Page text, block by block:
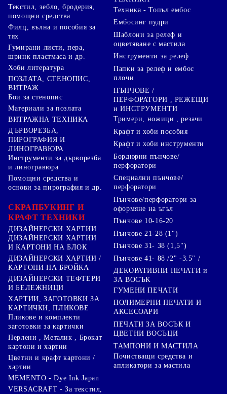
Текстил, зебло, бродерия,
помощни средства
Филц, вълна и пособия за
тях
Гумирани листи, пера,
шринк пластмаса и др.
Хоби литература
ПОЗЛАТА, СТЕНОПИС,
ВИТРАЖ
Бои за стенопис
Материали за позлата
ВИТРАЖНА ТЕХНИКА
ДЪРВОРЕЗБА,
ПИРОГРАФИЯ И
ЛИНОГРАВЮРА
Инструменти за дърворезба
и линогравюра
Помощни средства и
основи за пирография и др.
СКРАПБУКИНГ И
КРАФТ ТЕХНИКИ
ДИЗАЙНЕРСКИ ХАРТИИ
ДИЗАЙНЕРСКИ ХАРТИИ
И КАРТОНИ НА БЛОК
ДИЗАЙНЕРСКИ ХАРТИИ /
КАРТОНИ НА БРОЙКА
ДИЗАЙНЕРСКИ ТЕФТЕРИ
И БЕЛЕЖНИЦИ
ХАРТИИ, ЗАГОТОВКИ ЗА
КАРТИЧКИ, ПЛИКОВЕ
Пликове и комплекти
заготовки за картички
Перлени , Металик , Брокат
картони и хартии
Цветни и крафт картони /
хартии
Техника - Топъл ембос
Ембосинг пудри
Шаблони за релеф и
оцветяване с мастила
Инструменти за релеф
Папки за релеф и ембос
плочи
ПЪНЧОВЕ /
ПЕРФОРАТОРИ , РЕЖЕЩИ
и ИНСТРУМЕНТИ
Тримери, ножици , резачи
Крафт и хоби пособия
Крафт и хоби инструменти
Бордюрни пънчове/
перфоратори
Специални пънчове/
перфоратори
Пънчове/перфоратори за
оформяне на ъгъл
Пънчове 10-16-20
Пънчове 21-28 (1")
Пънчове 31- 38 (1,5")
Пънчове 41- 88 /2" -3.5" /
ДЕКОРАТИВНИ ПЕЧАТИ и
ЗА ВОСЪК
ГУМЕНИ ПЕЧАТИ
ПОЛИМЕРНИ ПЕЧАТИ И
АКСЕСОАРИ
ПЕЧАТИ ЗА ВОСЪК И
ЦВЕТНИ ВОСЪЦИ
ТАМПОНИ И МАСТИЛА
Почистващи средства и
апликатори за мастила
MEMENTO - Dye Ink Japan
VERSACRAFT - За текстил,